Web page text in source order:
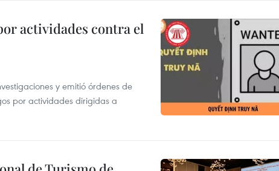
actividades contra el
y emitió órdenes de
por actividades dirigidas a